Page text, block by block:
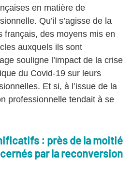
en matière de
Qu’il s’agisse de la
français, des moyens mis en
auxquels ils sont
souligne l’impact de la crise
du Covid-19 sur leurs
Et si, à l’issue de la
professionnelle tendait à se
: près de la moitié
par la reconversion